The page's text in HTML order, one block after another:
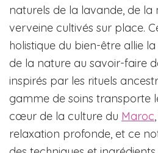
naturels de la lavande, de la
verveine cultivés sur place.
holistique du bien-être allie
de la nature au savoir-faire
inspirés par les rituels
gamme de soins transporte
cœur de la culture du Maroc
relaxation profonde, et ce